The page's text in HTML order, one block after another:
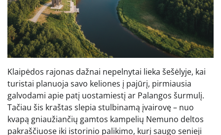
Klaipėdos rajonas dažnai nepelnytai lieka šešėlyje, kai
turistai planuoja savo keliones į pajūrį, pirmiausia
galvodami apie patį uostamiestį ar Palangos šurmulį.
Tačiau šis kraštas slepia stulbinamą įvairovę – nuo
kvapą gniaužiančių gamtos kampelių Nemuno deltos
pakraščiuose iki istorinio palikimo, kurį saugo senieji